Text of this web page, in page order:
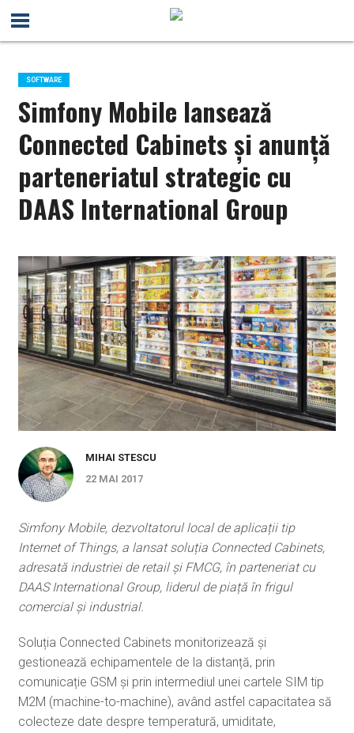
SOFTWARE
Simfony Mobile lansează
Connected Cabinets și anunță
parteneriatul strategic cu
DAAS International Group
MIHAI STESCU
22 MAI 2017
Simfony Mobile, dezvoltatorul local de aplicații tip
Internet of Things, a lansat soluția Connected Cabinets,
adresată industriei de retail și FMCG, în parteneriat cu
DAAS International Group, liderul de piață în frigul
comercial și industrial.
Soluția Connected Cabinets monitorizează și
gestionează echipamentele de la distanță, prin
comunicație GSM și prin intermediul unei cartele SIM tip
M2M (machine-to-machine), având astfel capacitatea să
colecteze date despre temperatură, umiditate,